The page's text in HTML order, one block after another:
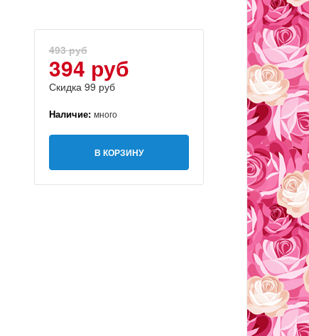
493 руб
394 руб
Скидка 99 руб
Наличие: много
В КОРЗИНУ